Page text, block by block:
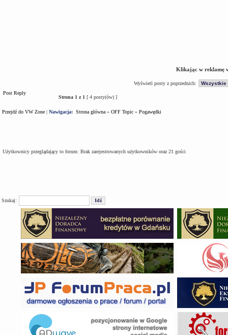
Klikając w reklamę
Wyświetl posty z poprzednich:
Post Reply
Strona 1 z 1 [ 4 posty(ów) ]
Przejdź do VW Zone | Nawigacja: Strona główna » OFF Topic » Pogawędki
Użytkownicy przeglądający to forum: Brak zarejestrowanych użytkowników oraz 21 gości
Szukaj: